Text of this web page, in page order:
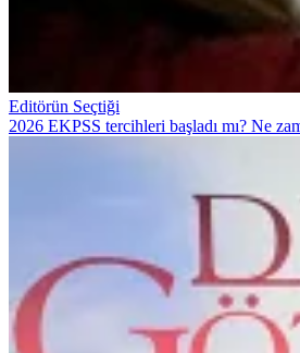
Editörün Seçtiği
2026 EKPSS tercihleri başladı mı? Ne